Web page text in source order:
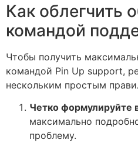
Как облегчить
командой
Чтобы получить
командой Pin Up support,
нескольким простым
Четко формулируйте
максимально
проблему.